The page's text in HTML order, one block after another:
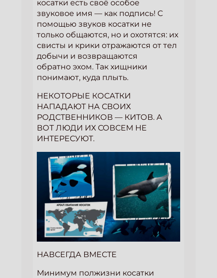
косатки есть своё особое
звуковое имя — как подпись! С
помощью звуков косатки не
только общаются, но и охотятся: их
свисты и крики отражаются от тел
добычи и возвращаются
обратно эхом. Так хищники
понимают, куда плыть.
НЕКОТОРЫЕ КОСАТКИ
НАПАДАЮТ НА СВОИХ
РОДСТВЕННИКОВ — КИТОВ. А
ВОТ ЛЮДИ ИХ СОВСЕМ НЕ
ИНТЕРЕСУЮТ.
НАВСЕГДА ВМЕСТЕ
Минимум полжизни косатки